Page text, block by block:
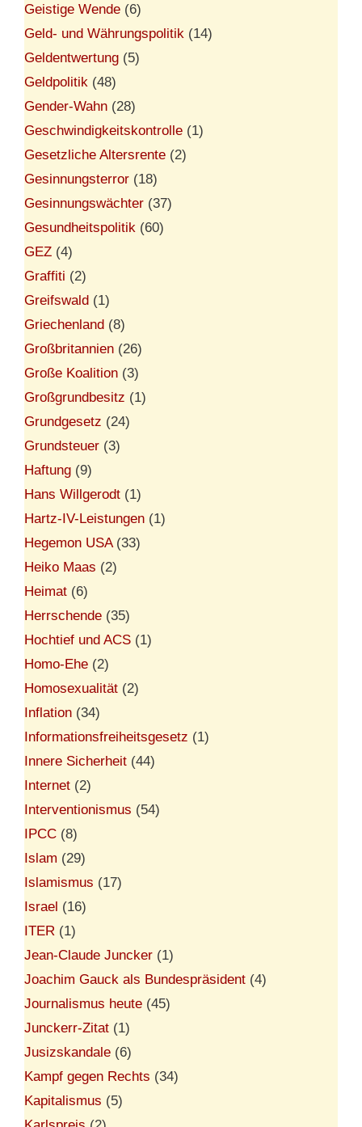
Geistige Wende (6)
Geld- und Währungspolitik (14)
Geldentwertung (5)
Geldpolitik (48)
Gender-Wahn (28)
Geschwindigkeitskontrolle (1)
Gesetzliche Altersrente (2)
Gesinnungsterror (18)
Gesinnungswächter (37)
Gesundheitspolitik (60)
GEZ (4)
Graffiti (2)
Greifswald (1)
Griechenland (8)
Großbritannien (26)
Große Koalition (3)
Großgrundbesitz (1)
Grundgesetz (24)
Grundsteuer (3)
Haftung (9)
Hans Willgerodt (1)
Hartz-IV-Leistungen (1)
Hegemon USA(33)
Heiko Maas (2)
Heimat (6)
Herrschende (35)
Hochtief und ACS (1)
Homo-Ehe (2)
Homosexualität (2)
Inflation (34)
Informationsfreiheitsgesetz (1)
Innere Sicherheit (44)
Internet (2)
Interventionismus (54)
IPCC (8)
Islam (29)
Islamismus (17)
Israel (16)
ITER (1)
Jean-Claude Juncker (1)
Joachim Gauck als Bundespräsident (4)
Journalismus heute (45)
Junckerr-Zitat (1)
Jusizskandale (6)
Kampf gegen Rechts (34)
Kapitalismus (5)